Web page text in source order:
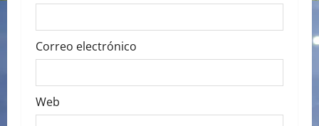
Correo electrónico
Web